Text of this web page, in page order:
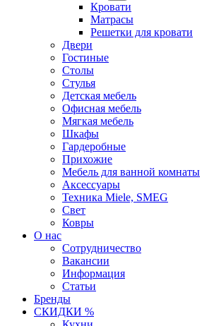
Кровати
Матрасы
Решетки для кровати
Двери
Гостиные
Столы
Стулья
Детская мебель
Офисная мебель
Мягкая мебель
Шкафы
Гардеробные
Прихожие
Мебель для ванной комнаты
Аксессуары
Техника Miele, SMEG
Свет
Ковры
О нас
Сотрудничество
Вакансии
Информация
Статьи
Бренды
СКИДКИ %